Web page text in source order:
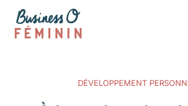
DÉVELOPPEMENT